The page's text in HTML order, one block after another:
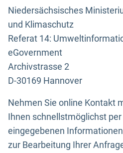
Niedersächsisches
und Klimaschutz
Referat 14:
eGovernment
Archivstrasse 2
D-30169 Hannover
Nehmen Sie online Kontakt
Ihnen schnellstmöglichst
eingegebenen
zur Bearbeitung Ihrer